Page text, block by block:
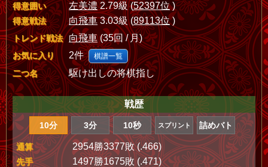
得意囲い 左美濃2.79級 (52397位)
得意戦法 向飛車3.03級 (89113位)
トレンド戦法 向飛車(35回 / 月)
お気に入り 2件 棋譜一覧
二つ名 駆け出しの将棋指し
戦歴
10分 3分 10秒 スプリント 詰めバト
通算 2954勝3377敗 (.466)
先手 1497勝1675敗 (.471)